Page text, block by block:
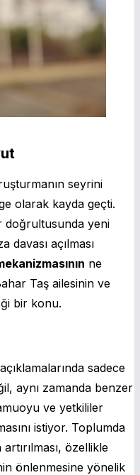
seyrini
olarak kayda geçti.
doğrultusunda yeni
davası açılması
ne
Taş ailesinin ve
bir konu.
sadece
aynı zamanda benzer
ve yetkililer
istiyor. Toplumda
özellikle
önlenmesine yönelik